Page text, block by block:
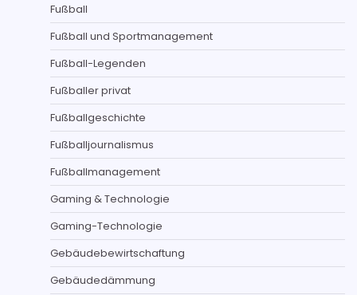
Fußball
Fußball und Sportmanagement
Fußball-Legenden
Fußballer privat
Fußballgeschichte
Fußballjournalismus
Fußballmanagement
Gaming & Technologie
Gaming-Technologie
Gebäudebewirtschaftung
Gebäudedämmung